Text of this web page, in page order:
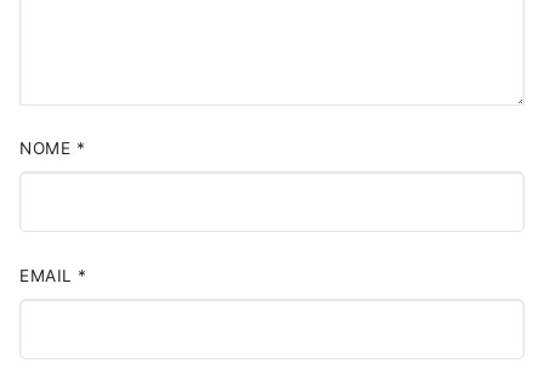
NOME *
EMAIL *